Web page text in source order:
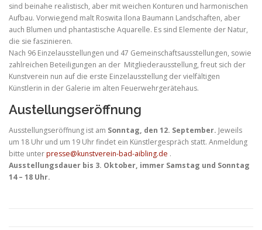
sind beinahe realistisch, aber mit weichen Konturen und harmonischen
Aufbau. Vorwiegend malt Roswita Ilona Baumann Landschaften, aber
auch Blumen und phantastische Aquarelle. Es sind Elemente der Natur,
die sie faszinieren.
Nach 96 Einzelausstellungen und 47 Gemeinschaftsausstellungen, sowie
zahlreichen Beteiligungen an der Mitgliederausstellung, freut sich der
Kunstverein nun auf die erste Einzelausstellung der vielfältigen
Künstlerin in der Galerie im alten Feuerwehrgerätehaus.
Austellungseröffnung
Ausstellungseröffnung ist am Sonntag, den 12. September. Jeweils
um 18 Uhr und um 19 Uhr findet ein Künstlergespräch statt. Anmeldung
bitte unterpresse@kunstverein-bad-aibling.de .
Ausstellungsdauer bis 3. Oktober, immer Samstag und Sonntag
14 – 18 Uhr.